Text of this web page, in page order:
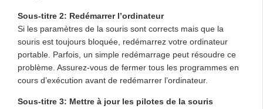
Sous-titre 2: Redémarrer l’ordinateur
Si les paramètres de la souris sont corrects mais que la
souris est toujours bloquée, redémarrez votre ordinateur
portable. Parfois, un simple redémarrage peut résoudre ce
problème. Assurez-vous de fermer tous les programmes en
cours d’exécution avant de redémarrer l’ordinateur.
Sous-titre 3: Mettre à jour les pilotes de la souris